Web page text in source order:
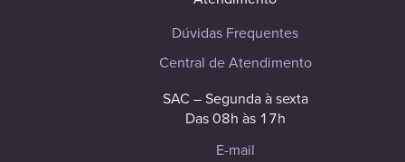
Dúvidas Frequentes
Central de Atendimento
SAC – Segunda à sexta
Das 08h às 17h
E-mail